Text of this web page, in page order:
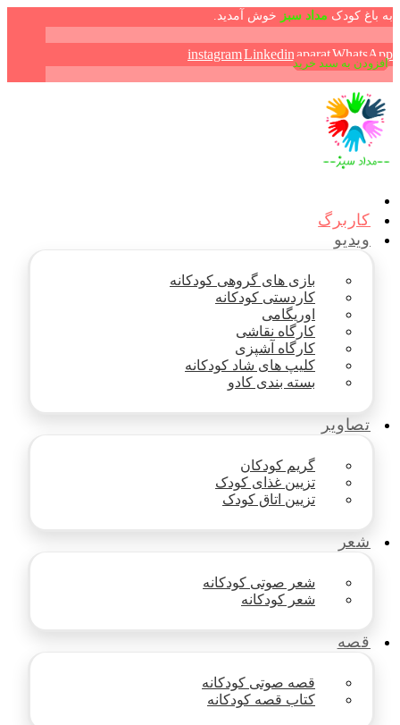
به باغ کودک مداد سبز خوش آمدید.
instagramLinkedinaparatWhatsApp
کاربرگ
ویدیو
بازی های گروهی کودکانه
کاردستی کودکانه
اوریگامی
کارگاه نقاشی
کارگاه آشپزی
کلیپ های شاد کودکانه
بسته بندی کادو
تصاویر
گریم کودکان
تزیین غذای کودک
تزیین اتاق کودک
شعر
شعر صوتی کودکانه
شعر کودکانه
قصه
قصه صوتی کودکانه
کتاب قصه کودکانه
افزودن به سبد خرید
افزودن به سبد خرید
افزودن به سبد خرید
افزودن به سبد خرید
افزودن به سبد خرید